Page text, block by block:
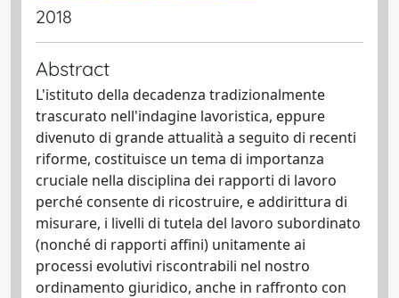
2018
Abstract
L'istituto della decadenza tradizionalmente
trascurato nell'indagine lavoristica, eppure
divenuto di grande attualità a seguito di recenti
riforme, costituisce un tema di importanza
cruciale nella disciplina dei rapporti di lavoro
perché consente di ricostruire, e addirittura di
misurare, i livelli di tutela del lavoro subordinato
(nonché di rapporti affini) unitamente ai
processi evolutivi riscontrabili nel nostro
ordinamento giuridico, anche in raffronto con